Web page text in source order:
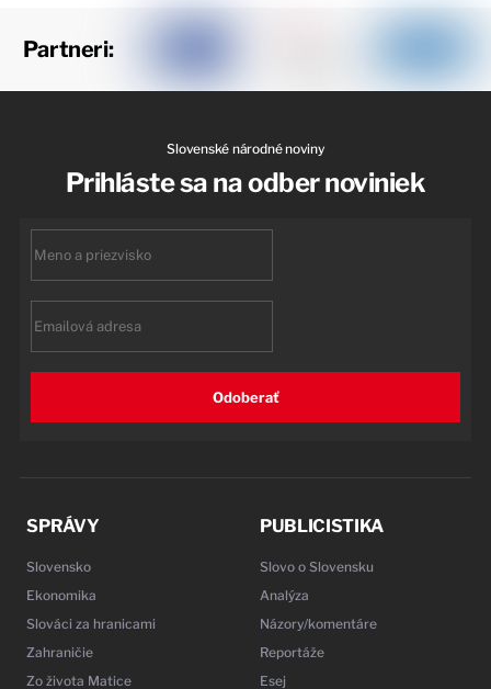
Partneri:
Slovenské národné noviny
Prihláste sa na odber noviniek
Odoberať
SPRÁVY
Slovensko
Ekonomika
Slováci za hranicami
Zahraničie
Zo života Matice
PUBLICISTIKA
Slovo o Slovensku
Analýza
Názory/komentáre
Reportáže
Esej